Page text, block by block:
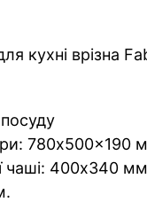
кухні врізна
780x500x190
чаші: 400x340